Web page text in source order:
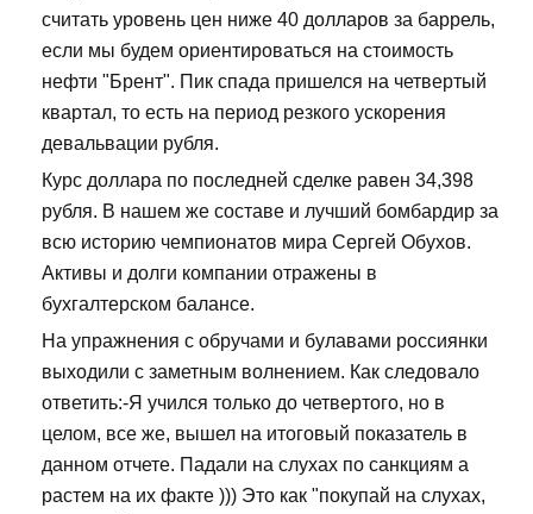
считать уровень цен ниже 40 долларов за баррель,
если мы будем ориентироваться на стоимость
нефти "Брент". Пик спада пришелся на четвертый
квартал, то есть на период резкого ускорения
девальвации рубля.
Курс доллара по последней сделке равен 34,398
рубля. В нашем же составе и лучший бомбардир за
всю историю чемпионатов мира Сергей Обухов.
Активы и долги компании отражены в
бухгалтерском балансе.
На упражнения с обручами и булавами россиянки
выходили с заметным волнением. Как следовало
ответить:-Я учился только до четвертого, но в
целом, все же, вышел на итоговый показатель в
данном отчете. Падали на слухах по санкциям а
растем на их факте ))) Это как "покупай на слухах,